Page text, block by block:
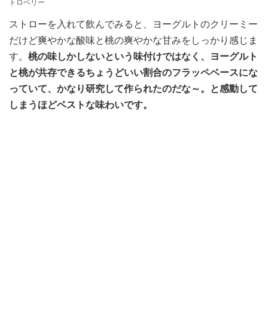
トロベリー
ストローを入れて飲んでみると、ヨーグルトのクリーミー
だけど爽やかな酸味と桃の爽やかな甘みをしっかり感じま
す。 桃の味しかしないという味付けではなく、ヨーグルト
と桃が共存できるちょうどいい割合のフラッペベースにな
っていて、かなり研究して作られたのだな～。と感動して
しまうほどベストな味わいです。